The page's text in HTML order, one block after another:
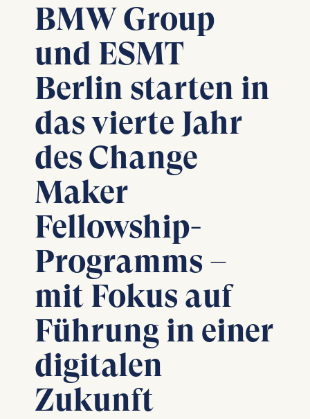
BMW Group
und ESMT
Berlin starten in
das vierte Jahr
des Change
Maker
Fellowship-
Programms –
mit Fokus auf
Führung in einer
digitalen
Zukunft